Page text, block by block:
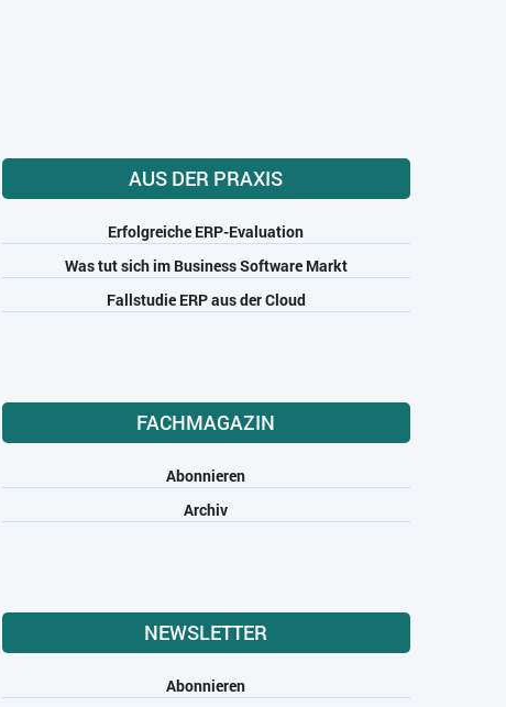
AUS DER PRAXIS
Erfolgreiche ERP-Evaluation
Was tut sich im Business Software Markt
Fallstudie ERP aus der Cloud
FACHMAGAZIN
Abonnieren
Archiv
NEWSLETTER
Abonnieren